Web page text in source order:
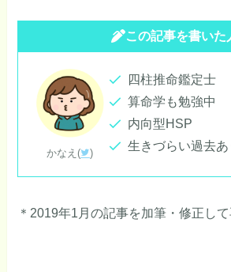
この記事を書いた
かなえ( )
四柱推命鑑定士
算命学も勉強中
内向型HSP
生きづらい過去あ
＊2019年1月の記事を加筆・修正して